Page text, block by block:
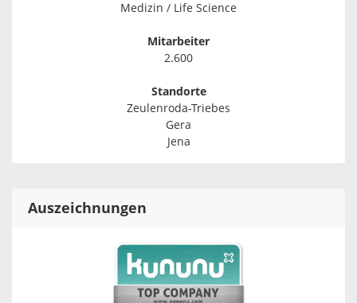
Medizin / Life Science
Mitarbeiter
2.600
Standorte
Zeulenroda-Triebes
Gera
Jena
Auszeichnungen